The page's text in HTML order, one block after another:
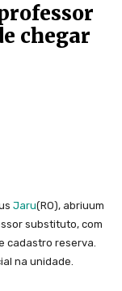
chegar
Jaru(RO), abriuum
substituto, com
cadastro reserva.
na unidade.